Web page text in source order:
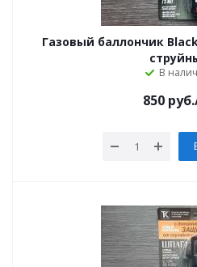
Газовый баллончик
В
850руб.